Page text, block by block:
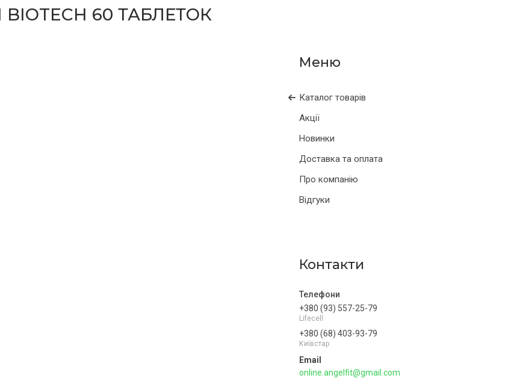
BIOTECH 60 ТАБЛЕТОК
Каталог товарів
Акції
Новинки
Доставка та оплата
Про компанію
Відгуки
Контакти
+380 (93) 557-25-79
Lifecell
+380 (68) 403-93-79
Київстар
online.angelfit@gmail.com